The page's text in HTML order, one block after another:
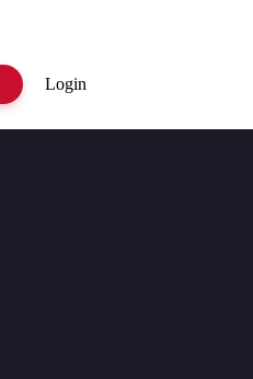
Login